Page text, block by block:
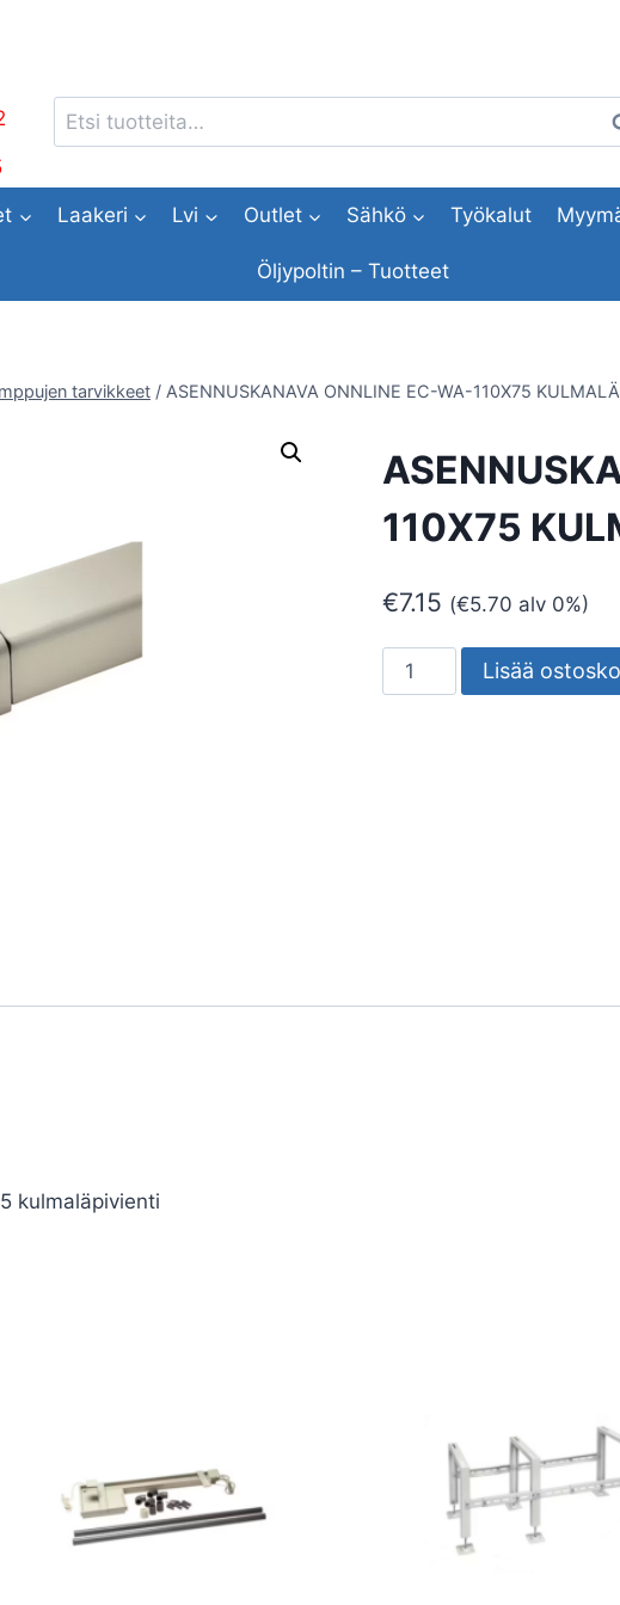
Etsi:
Laakeri Lvi Outlet Sähkö Työkalut
Öljypoltin – Tuotteet
tarvikkeet / ASENNUSKANAVA ONNLINE EC-WA-110X75
110X75
€7.15 (€5.70 alv 0%)
ASENNUSKANAVA
ONNLINE
Lisää
kulmaläpivienti